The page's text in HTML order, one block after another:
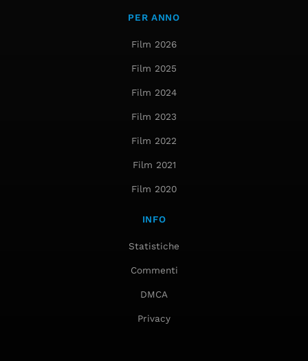
PER ANNO
Film 2026
Film 2025
Film 2024
Film 2023
Film 2022
Film 2021
Film 2020
INFO
Statistiche
Commenti
DMCA
Privacy